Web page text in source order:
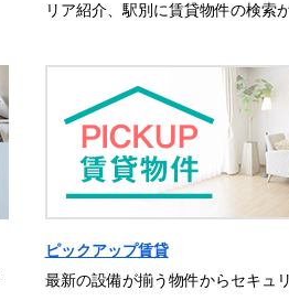
リア紹介、駅別に賃貸物件の検索
ピックアップ賃貸
最新の設備が揃う物件からセキュ